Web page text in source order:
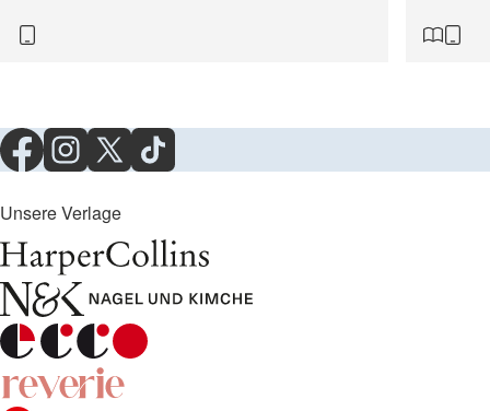
Unsere Verlage